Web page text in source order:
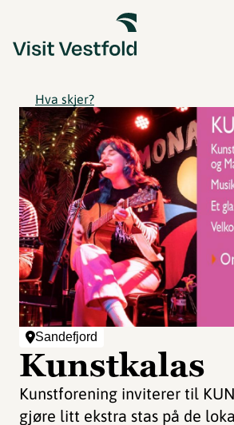
Hva skjer?
Sandefjord
Kunstkalas
Kunstforening inviterer til
gjøre litt ekstra stas på de